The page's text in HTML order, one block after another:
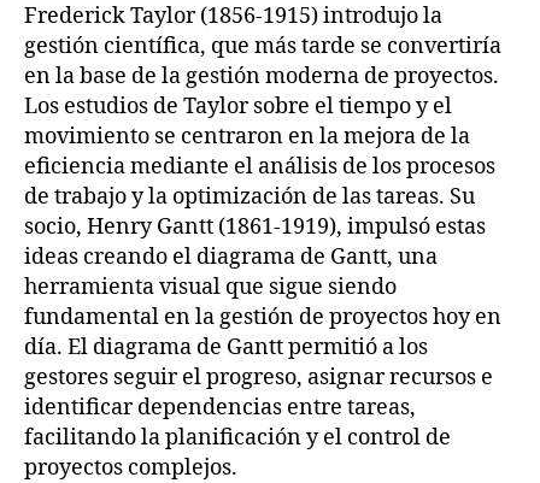
Frederick Taylor (1856-1915) introdujo la
gestión científica, que más tarde se convertiría
en la base de la gestión moderna de proyectos.
Los estudios de Taylor sobre el tiempo y el
movimiento se centraron en la mejora de la
eficiencia mediante el análisis de los procesos
de trabajo y la optimización de las tareas. Su
socio, Henry Gantt (1861-1919), impulsó estas
ideas creando el diagrama de Gantt, una
herramienta visual que sigue siendo
fundamental en la gestión de proyectos hoy en
día. El diagrama de Gantt permitió a los
gestores seguir el progreso, asignar recursos e
identificar dependencias entre tareas,
facilitando la planificación y el control de
proyectos complejos.